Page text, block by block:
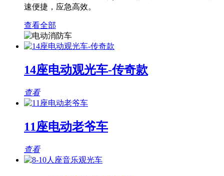
速便捷，应急高效。
查看全部
14座电动观光车-传奇款
查看
11座电动老爷车
查看